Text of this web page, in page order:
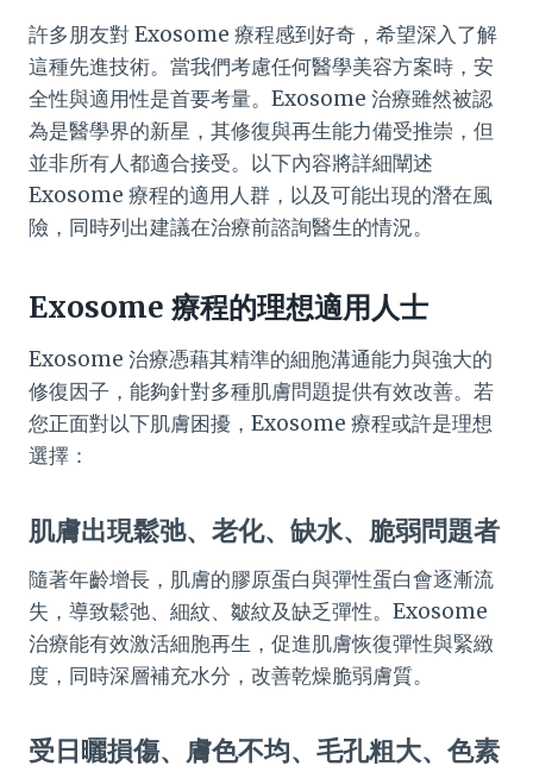
許多朋友對 Exosome 療程感到好奇，希望深入了解
這種先進技術。當我們考慮任何醫學美容方案時，安
全性與適用性是首要考量。Exosome 治療雖然被認
為是醫學界的新星，其修復與再生能力備受推崇，但
並非所有人都適合接受。以下內容將詳細闡述
Exosome 療程的適用人群，以及可能出現的潛在風
險，同時列出建議在治療前諮詢醫生的情況。
Exosome 療程的理想適用人士
Exosome 治療憑藉其精準的細胞溝通能力與強大的
修復因子，能夠針對多種肌膚問題提供有效改善。若
您正面對以下肌膚困擾，Exosome 療程或許是理想
選擇：
肌膚出現鬆弛、老化、缺水、脆弱問題者
隨著年齡增長，肌膚的膠原蛋白與彈性蛋白會逐漸流
失，導致鬆弛、細紋、皺紋及缺乏彈性。Exosome
治療能有效激活細胞再生，促進肌膚恢復彈性與緊緻
度，同時深層補充水分，改善乾燥脆弱膚質。
受日曬損傷、膚色不均、毛孔粗大、色素